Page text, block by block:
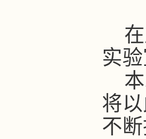
实
将
不